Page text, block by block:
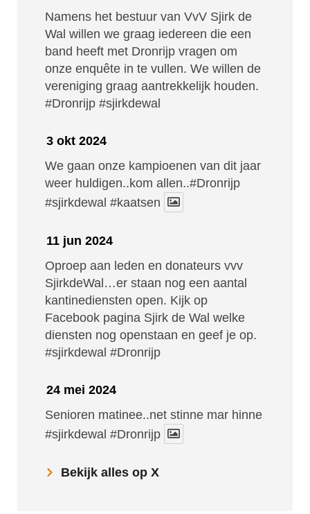
Namens het bestuur van VvV Sjirk de
Wal willen we graag iedereen die een
band heeft met Dronrijp vragen om
onze enquête in te vullen. We willen de
vereniging graag aantrekkelijk houden.
#Dronrijp #sjirkdewal
3 okt 2024
We gaan onze kampioenen van dit jaar
weer huldigen..kom allen..#Dronrijp
#sjirkdewal #kaatsen
11 jun 2024
Oproep aan leden en donateurs vvv
SjirkdeWal…er staan nog een aantal
kantinediensten open. Kijk op
Facebook pagina Sjirk de Wal welke
diensten nog openstaan en geef je op.
#sjirkdewal #Dronrijp
24 mei 2024
Senioren matinee..net stinne mar hinne
#sjirkdewal #Dronrijp
Bekijk alles op X